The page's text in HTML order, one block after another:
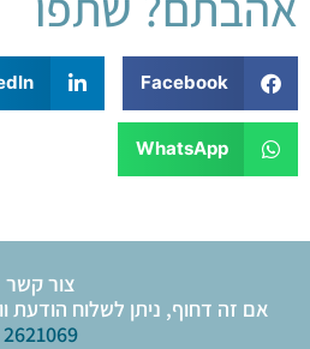
Facebook
WhatsApp
צור קשר
אם זה דחוף, ניתן לשלוח הודעת
2621069